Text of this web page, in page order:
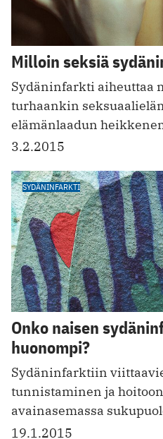
Milloin seksiä
Sydäninfarkti aiheuttaa
turhaankin
elämänlaadun
3.2.2015
SYDÄNINFARKTI
Onko naisen
huonompi?
Sydäninfarktiin
tunnistaminen ja
avainasemassa
19.1.2015